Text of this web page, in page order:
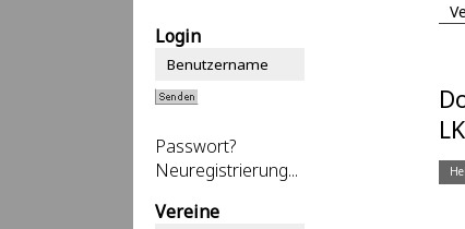
Login
Passwort?
Neuregistrierung...
Vereine